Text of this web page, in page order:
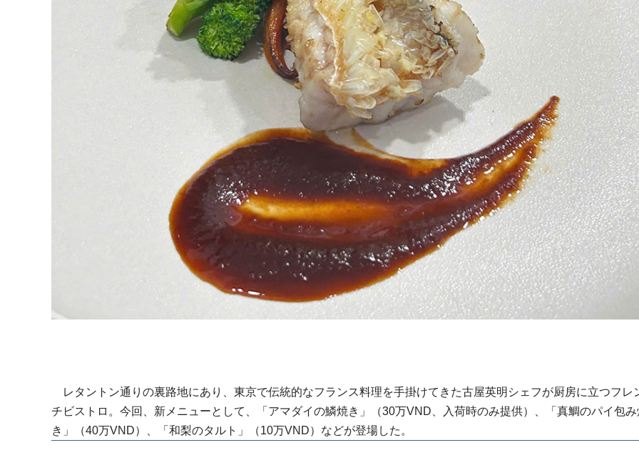
レタントン通りの裏路地にあり、東京で伝統的なフランス料理を手掛けてきた古屋英明シェフが厨房に立つフレ
チビストロ。今回、新メニューとして、「アマダイの鱗焼き」（30万VND、入荷時のみ提供）、「真鯛のパイ包み
き」（40万VND）、「和梨のタルト」（10万VND）などが登場した。